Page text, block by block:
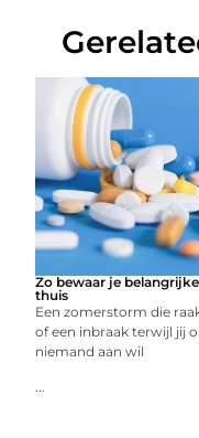
Zo bewaar je
thuis
Een zomerstorm die
of een inbraak terwijl jij
niemand aan wil
...